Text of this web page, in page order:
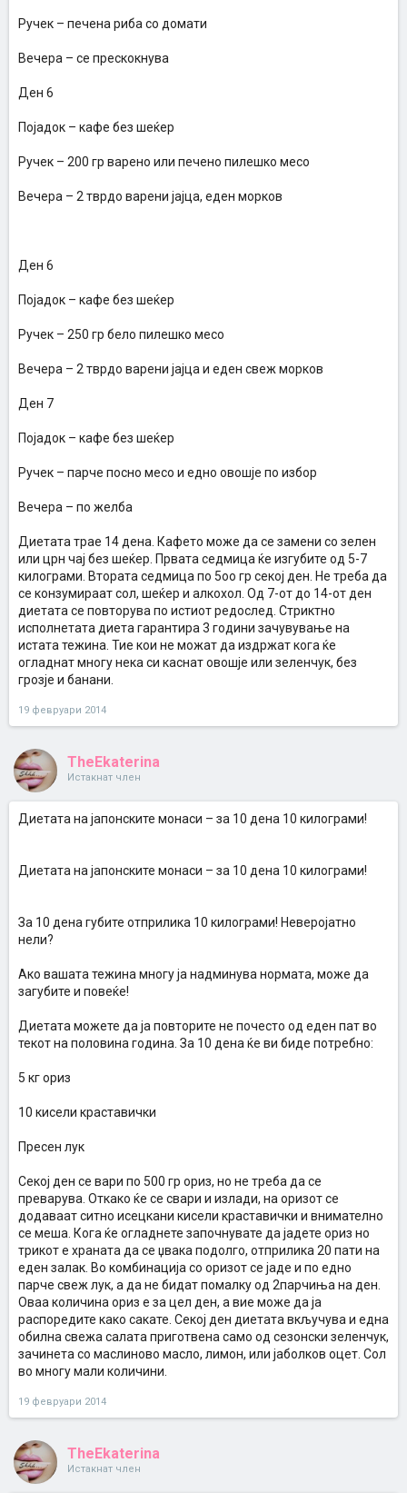
Ручек – печена риба со домати
Вечера – се прескокнува
Ден 6
Појадок – кафе без шеќер
Ручек – 200 гр варено или печено пилешко месо
Вечера – 2 тврдо варени јајца, еден морков
Ден 6
Појадок – кафе без шеќер
Ручек – 250 гр бело пилешко месо
Вечера – 2 тврдо варени јајца и еден свеж морков
Ден 7
Појадок – кафе без шеќер
Ручек – парче посно месо и едно овошје по избор
Вечера – по желба
Диетата трае 14 дена. Кафето може да се замени со зелен
или црн чај без шеќер. Првата седмица ќе изгубите од 5-7
килограми. Втората седмица по 5оо гр секој ден. Не треба да
се конзумираат сол, шеќер и алкохол. Од 7-от до 14-от ден
диетата се повторува по истиот редослед. Стриктно
исполнетата диета гарантира 3 години зачувување на
истата тежина. Тие кои не можат да издржат кога ќе
огладнат многу нека си каснат овошје или зеленчук, без
грозје и банани.
19 февруари 2014
TheEkaterina
Истакнат член
Диетата на јапонските монаси – за 10 дена 10 килограми!
Диетата на јапонските монаси – за 10 дена 10 килограми!
За 10 дена губите отприлика 10 килограми! Неверојатно
нели?
Ако вашата тежина многу ја надминува нормата, може да
загубите и повеќе!
Диетата можете да ја повторите не почесто од еден пат во
текот на половина година. За 10 дена ќе ви биде потребно:
5 кг ориз
10 кисели краставички
Пресен лук
Секој ден се вари по 500 гр ориз, но не треба да се
преварува. Откако ќе се свари и излади, на оризот се
додаваат ситно исецкани кисели краставички и внимателно
се меша. Кога ќе огладнете започнувате да јадете ориз но
трикот е храната да се џвака подолго, отприлика 20 пати на
еден залак. Во комбинација со оризот се јаде и по едно
парче свеж лук, а да не бидат помалку од 2парчиња на ден.
Оваа количина ориз е за цел ден, а вие може да ја
распоредите како сакате. Секој ден диетата вкључува и една
обилна свежа салата приготвена само од сезонски зеленчук,
зачинета со маслиново масло, лимон, или јаболков оцет. Сол
во многу мали количини.
19 февруари 2014
TheEkaterina
Истакнат член